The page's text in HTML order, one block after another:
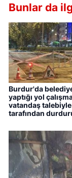
Bunlar da
Burdur'da
yaptığı yol
vatandaş
tarafından